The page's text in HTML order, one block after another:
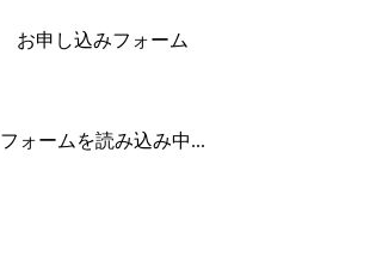
お申し込みフォーム
フォームを読み込み中...